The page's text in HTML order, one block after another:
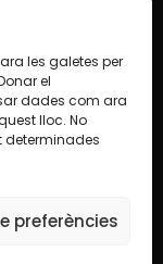
les galetes per
el
dades com ara
lloc. No
determinades
preferències
animem
que